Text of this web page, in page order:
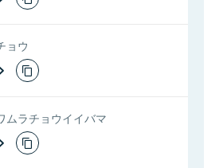
ョウ
ムラチョウイイバマ